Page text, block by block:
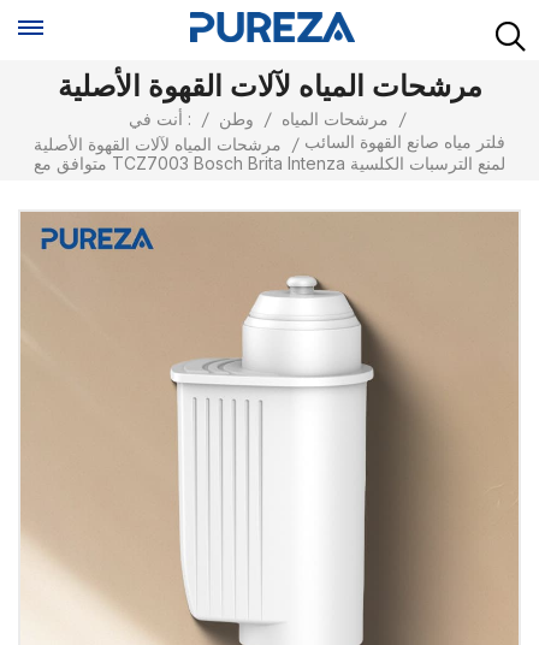
مرشحات المياه لآلات القهوة الأصلية
أنت في : / وطن / مرشحات المياه
/
مرشحات المياه لآلات القهوة الأصلية
/ فلتر مياه صانع القهوة السائب
متوافق مع TCZ7003 Bosch Brita Intenza لمنع الترسبات الكلسية